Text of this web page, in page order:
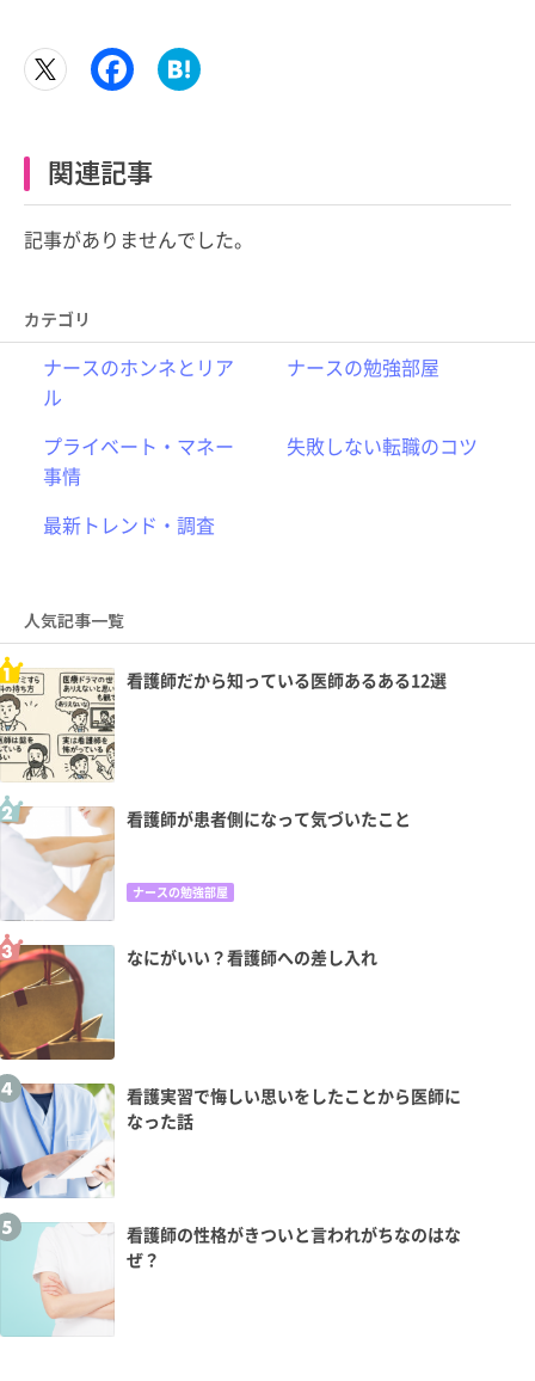
関連記事
記事がありませんでした。
カテゴリ
ナースのホンネとリア
ル
ナースの勉強部屋
プライベート・マネー
事情
失敗しない転職のコツ
最新トレンド・調査
人気記事一覧
看護師だから知っている医師あるある12選
看護師が患者側になって気づいたこと
ナースの勉強部屋
なにがいい？看護師への差し入れ
看護実習で悔しい思いをしたことから医師に
なった話
看護師の性格がきついと言われがちなのはな
ぜ？